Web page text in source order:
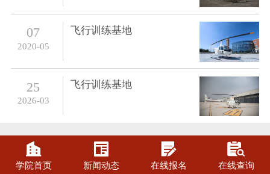
07
2020-05
飞行训练基地
25
2026-03
飞行训练基地

学院首页

新闻动态

在线报名

在线查询